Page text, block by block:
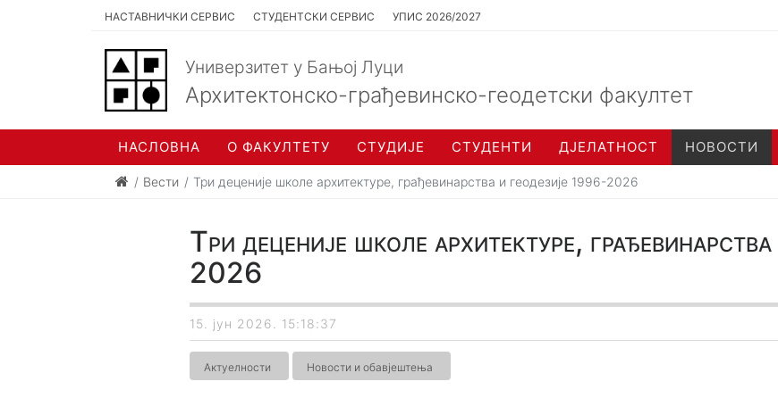
НАСТАВНИЧКИ СЕРВИС СТУДЕНТСКИ СЕРВИС УПИС 2026/2027
Универзитет у Бањој Луци
Архитектонско-грађевинско-геодетски факултет
НАСЛОВНА О ФАКУЛТЕТУ СТУДИЈЕ СТУДЕНТИ ДЈЕЛАТНОСТ НОВОСТИ
Вести Три деценије школе архитектуре, грађевинарства и геодезије 1996-2026
Три деценије школе архитектуре,
2026
15. јун 2026. 15:18:37
Актуелности Новости и обавјештења